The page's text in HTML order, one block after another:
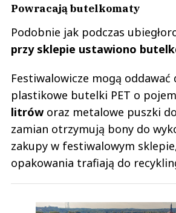
Powracają butelkomaty
Podobnie jak podczas
przy sklepie ustawiono
Festiwalowicze mogą oddawać
plastikowe butelki PET o
litróworaz metalowe puszki
zamian otrzymują bony do
zakupy w festiwalowym
opakowania trafiają do